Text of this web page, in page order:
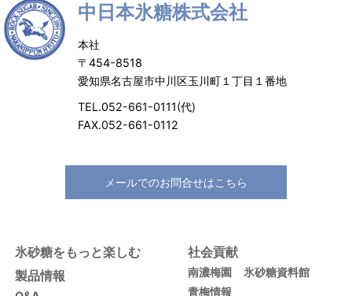
中日本氷糖株式会社
本社
〒454-8518
愛知県名古屋市中川区玉川町１丁目１番地
TEL.052-661-0111(代)
FAX.052-661-0112
メールでのお問合せはこちら
氷砂糖をもっと楽しむ
製品情報
社会貢献
南濃梅園
氷砂糖資料館
青梅情報